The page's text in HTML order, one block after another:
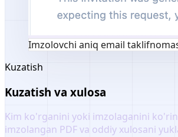
Imzolovchi aniq email
Kuzatish
Kuzatish va xulosa
Kim ko'rganini yoki imzolaganini
imzolangan PDF va oddiy xulosani